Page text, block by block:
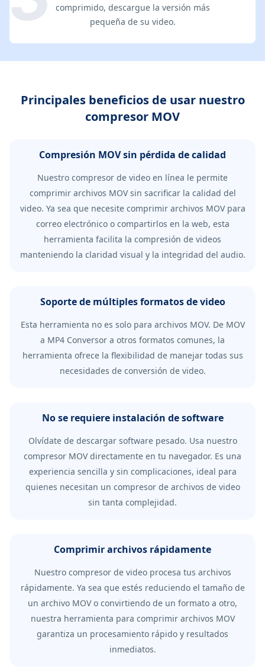
comprimido, descargue la versión más
pequeña de su video.
Principales beneficios de usar nuestro
compresor MOV
Compresión MOV sin pérdida de calidad
Nuestro compresor de video en línea le permite
comprimir archivos MOV sin sacrificar la calidad del
video. Ya sea que necesite comprimir archivos MOV para
correo electrónico o compartirlos en la web, esta
herramienta facilita la compresión de videos
manteniendo la claridad visual y la integridad del audio.
Soporte de múltiples formatos de video
Esta herramienta no es solo para archivos MOV. De MOV
a MP4 Conversor a otros formatos comunes, la
herramienta ofrece la flexibilidad de manejar todas sus
necesidades de conversión de video.
No se requiere instalación de software
Olvídate de descargar software pesado. Usa nuestro
compresor MOV directamente en tu navegador. Es una
experiencia sencilla y sin complicaciones, ideal para
quienes necesitan un compresor de archivos de video
sin tanta complejidad.
Comprimir archivos rápidamente
Nuestro compresor de video procesa tus archivos
rápidamente. Ya sea que estés reduciendo el tamaño de
un archivo MOV o convirtiendo de un formato a otro,
nuestra herramienta para comprimir archivos MOV
garantiza un procesamiento rápido y resultados
inmediatos.